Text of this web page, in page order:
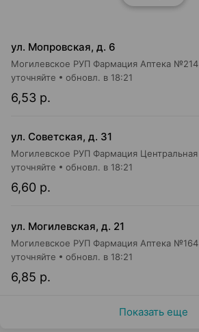
ул. Мопровская, д. 6
Могилевское РУП Фармация Аптека №214
6,53 р.
уточняйте обновл. в 18:21
ул. Советская, д. 31
6,60 р.
уточняйте обновл. в 18:21
ул. Могилевская, д. 21
Могилевское РУП Фармация Аптека №164
6,85 р.
уточняйте обновл. в 18:21
Показать еще